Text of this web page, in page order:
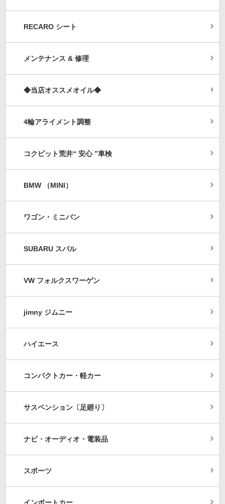
RECARO シート
メンテナンス & 修理
◆当店オススメオイル◆
4輪アライメント調整
コクピット荒井“ 安心 ”車検
BMW （MINI）
ワゴン・ミニバン
SUBARU スバル
VW フォルクスワーゲン
jimny ジムニー
ハイエース
コンパクトカー・軽カー
サスペンション〔足廻り〕
ナビ・オーディオ・電装品
スポーツ